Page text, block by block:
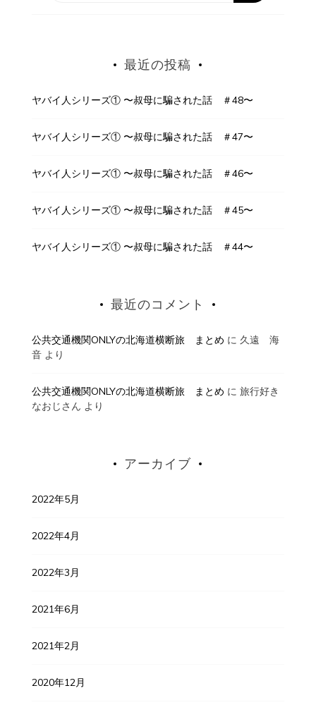
最近の投稿
ヤバイ人シリーズ① 〜叔母に騙された話 ＃48〜
ヤバイ人シリーズ① 〜叔母に騙された話 ＃47〜
ヤバイ人シリーズ① 〜叔母に騙された話 ＃46〜
ヤバイ人シリーズ① 〜叔母に騙された話 ＃45〜
ヤバイ人シリーズ① 〜叔母に騙された話 ＃44〜
最近のコメント
公共交通機関ONLYの北海道横断旅 まとめ に 久遠 海
音より
公共交通機関ONLYの北海道横断旅 まとめ に 旅行好き
なおじさん より
アーカイブ
2022年5月
2022年4月
2022年3月
2021年6月
2021年2月
2020年12月